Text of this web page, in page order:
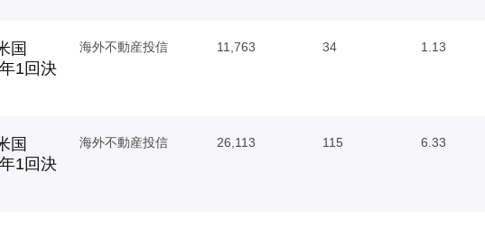
国
1回決
海外不動産投信 11,763 34 1.13
国
1回決
海外不動産投信 26,113 115 6.33